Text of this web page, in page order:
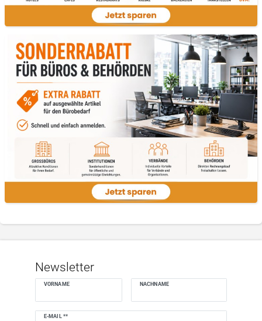
Newsletter
VORNAME NACHNAME
E-MAIL **
Newsletter